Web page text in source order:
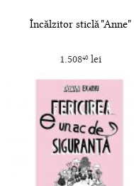
Încălzitor sticlă "Anne"
1.50840lei